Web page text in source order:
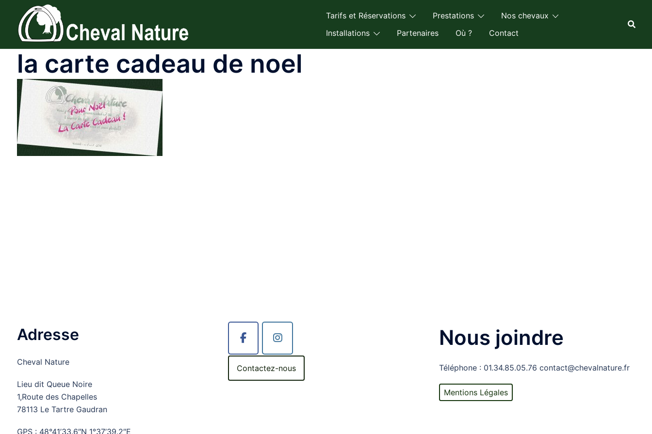
contenu
Tarifs et Réservations Prestations
Nos chevaux
Installations
Partenaires Où ? Contact
la carte cadeau de noel
Adresse
Cheval Nature
Lieu dit Queue Noire
1,Route des Chapelles
78113 Le Tartre Gaudran
GPS : 48°41’33.6″N 1°37’39.2″E
Contactez-nous
Nous joindre
Téléphone : 01.34.85.05.76 contact@chevalnature.fr
Mentions Légales